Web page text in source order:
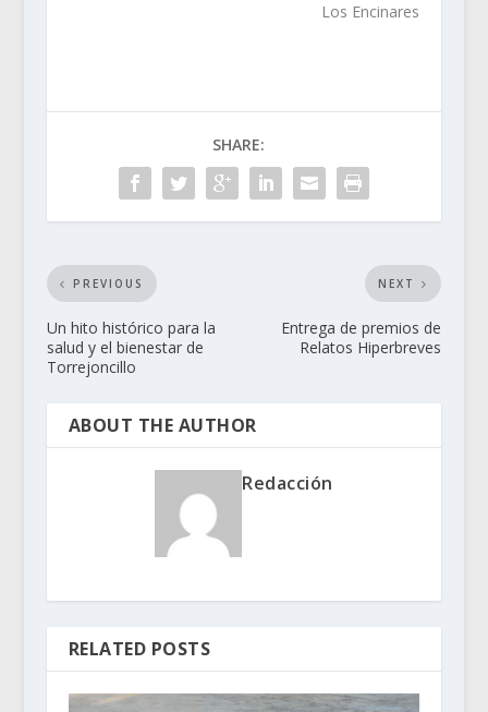
Los Encinares
SHARE:
PREVIOUS
Un hito histórico para la
salud y el bienestar de
Torrejoncillo
NEXT
Entrega de premios de
Relatos Hiperbreves
ABOUT THE AUTHOR
Redacción
RELATED POSTS